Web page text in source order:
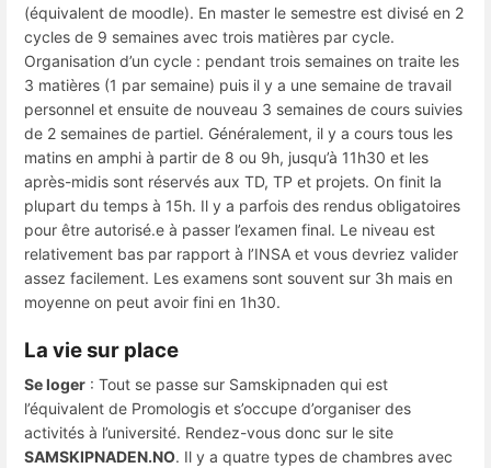
(équivalent de moodle). En master le semestre est divisé en 2
cycles de 9 semaines avec trois matières par cycle.
Organisation d’un cycle : pendant trois semaines on traite les
3 matières (1 par semaine) puis il y a une semaine de travail
personnel et ensuite de nouveau 3 semaines de cours suivies
de 2 semaines de partiel. Généralement, il y a cours tous les
matins en amphi à partir de 8 ou 9h, jusqu’à 11h30 et les
après-midis sont réservés aux TD, TP et projets. On finit la
plupart du temps à 15h. Il y a parfois des rendus obligatoires
pour être autorisé.e à passer l’examen final. Le niveau est
relativement bas par rapport à l’INSA et vous devriez valider
assez facilement. Les examens sont souvent sur 3h mais en
moyenne on peut avoir fini en 1h30.
La vie sur place
Se loger : Tout se passe sur Samskipnaden qui est
l’équivalent de Promologis et s’occupe d’organiser des
activités à l’université. Rendez-vous donc sur le site
SAMSKIPNADEN.NO. Il y a quatre types de chambres avec